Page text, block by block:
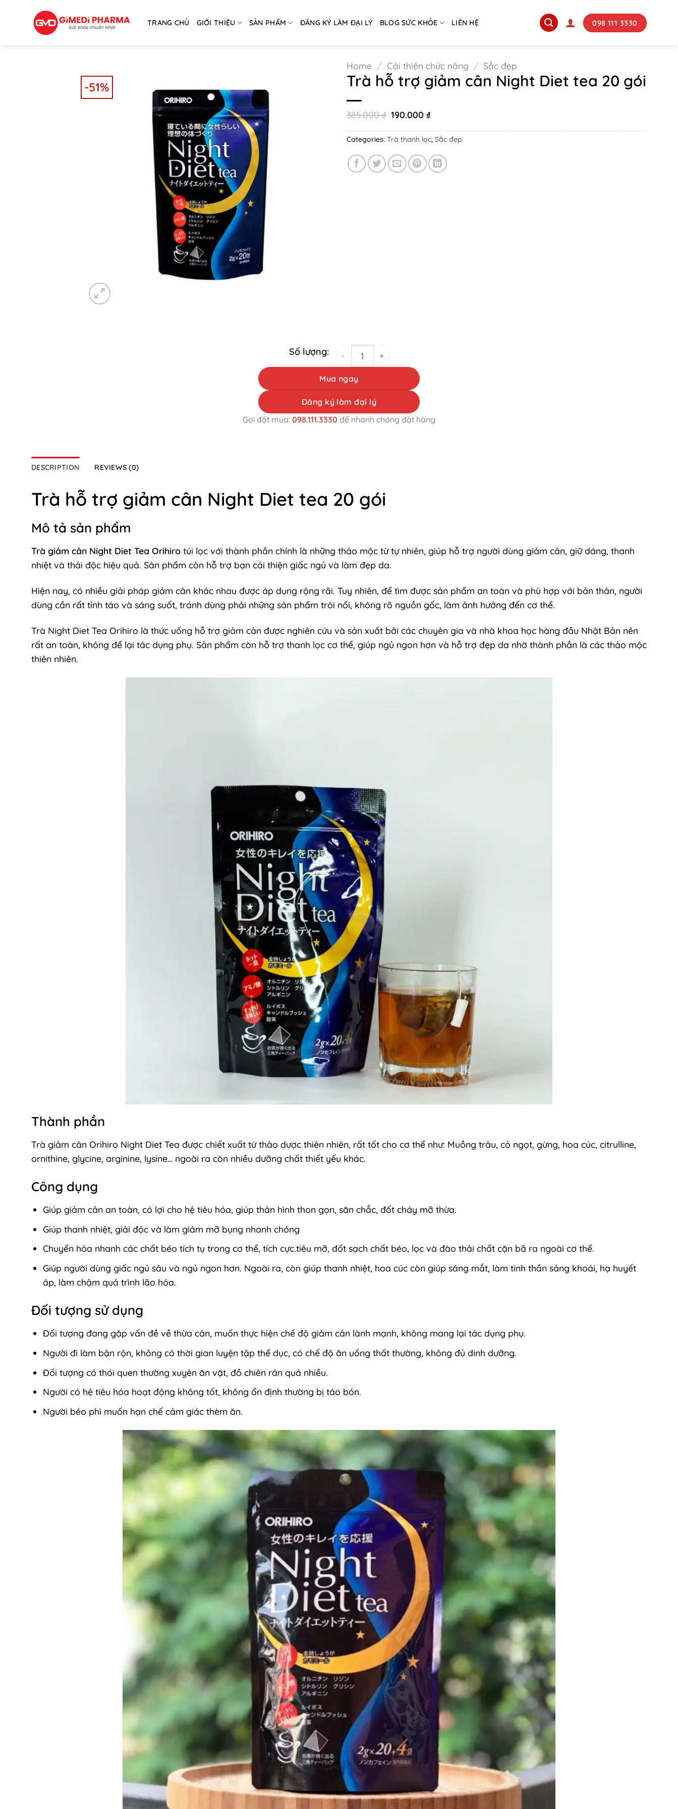
TRANG CHỦ GIỚI THIỆU SẢN PHẨM ĐĂNG KÝ LÀM ĐẠI LÝ BLOG SỨC KHỎE LIÊN HỆ 098 111 3330
-51%
Home / Cải thiện chức năng / Sắc đẹp
Trà hỗ trợ giảm cân Night Diet tea 20 gói
385.000₫ Original
price
was:
385.000 ₫.
190.000₫Current
is:
190.000 ₫.
Categories: Trà thanh lọc Sắc đẹp
Trà hỗ trợ giảm cân Night Diet tea 20 gói quantity
Mua ngay
Đăng ký làm đại lý
Gọi đặt mua: 098.111.3330 để nhanh chóng đặt hàng
DESCRIPTION REVIEWS (0)
Trà hỗ trợ giảm cân Night Diet tea 20 gói
Mô tả sản phẩm
Trà giảm cân Night Diet Tea Orihiro túi lọc với thành phần chính là những thảo mộc từ tự nhiên, giúp hỗ trợ người dùng giảm cân, giữ dáng, thanh
nhiệt và thải độc hiệu quả. Sản phẩm còn hỗ trợ bạn cải thiện giấc ngủ và làm đẹp da.
Hiện nay, có nhiều giải pháp giảm cân khác nhau được áp dụng rộng rãi. Tuy nhiên, để tìm được sản phẩm an toàn và phù hợp với bản thân, người
dùng cần rất tỉnh táo và sáng suốt, tránh dùng phải những sản phẩm trôi nổi, không rõ nguồn gốc, làm ảnh hưởng đến cơ thể.
Trà Night Diet Tea Orihiro là thức uống hỗ trợ giảm cân được nghiên cứu và sản xuất bởi các chuyên gia và nhà khoa học hàng đầu Nhật Bản nên
rất an toàn, không để lại tác dụng phụ. Sản phẩm còn hỗ trợ thanh lọc cơ thể, giúp ngủ ngon hơn và hỗ trợ đẹp da nhờ thành phần là các thảo mộc
thiên nhiên.
Thành phần
Trà giảm cân Orihiro Night Diet Tea được chiết xuất từ thảo dược thiên nhiên, rất tốt cho cơ thể như: Muồng trâu, cỏ ngọt, gừng, hoa cúc, citrulline,
ornithine, glycine, arginine, lysine… ngoài ra còn nhiều dưỡng chất thiết yếu khác.
Công dụng
Giúp giảm cân an toàn, có lợi cho hệ tiêu hóa, giúp thân hình thon gọn, săn chắc, đốt cháy mỡ thừa.
Giúp thanh nhiệt, giải độc và làm giảm mỡ bụng nhanh chóng
Chuyển hóa nhanh các chất béo tích tụ trong cơ thể, tích cực.tiêu mỡ, đốt sạch chất béo, lọc và đào thải chất cặn bã ra ngoài cơ thể.
Giúp người dùng giấc ngủ sâu và ngủ ngon hơn. Ngoài ra, còn giúp thanh nhiệt, hoa cúc còn giúp sáng mắt, làm tinh thần sảng khoái, hạ huyết
áp, làm chậm quá trình lão hóa.
Đối tượng sử dụng
Đối tượng đang gặp vấn đề về thừa cân, muốn thực hiện chế độ giảm cân lành mạnh, không mang lại tác dụng phụ.
Người đi làm bận rộn, không có thời gian luyện tập thể dục, có chế độ ăn uống thất thường, không đủ dinh dưỡng.
Đối tượng có thói quen thường xuyên ăn vặt, đồ chiên rán quá nhiều.
Người có hệ tiêu hóa hoạt động không tốt, không ổn định thường bị táo bón.
Người béo phì muốn hạn chế cảm giác thèm ăn.